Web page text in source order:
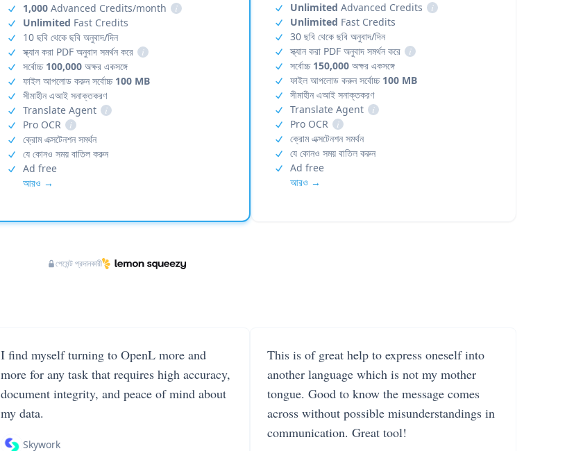
1,000 Advanced Credits/month
i
Unlimited Fast Credits
10 ছবি থেকে ছবি অনুবাদ/দিন
স্ক্যান করা PDF অনুবাদ সমর্থন করে
i
সর্বোচ্চ 100,000 অক্ষর একসঙ্গে
ফাইল আপলোড করুন সর্বোচ্চ 100 MB
সীমাহীন এআই সনাক্তকরণ
Translate Agent
i
Pro OCR
i
ক্রোম এক্সটেনশন সমর্থন
যে কোনও সময় বাতিল করুন
Ad free
আরও →
Unlimited Advanced Credits
i
Unlimited Fast Credits
30 ছবি থেকে ছবি অনুবাদ/দিন
স্ক্যান করা PDF অনুবাদ সমর্থন করে
i
সর্বোচ্চ 150,000অক্ষর একসঙ্গে
ফাইল আপলোড করুন সর্বোচ্চ 100 MB
সীমাহীন এআই সনাক্তকরণ
Translate Agent
i
Pro OCR
i
ক্রোম এক্সটেনশন সমর্থন
যে কোনও সময় বাতিল করুন
Ad free
আরও →
পেমেন্ট প্রদানকারী
I find myself turning to OpenL more and
more for any task that requires high accuracy,
document integrity, and peace of mind about
my data.
Skywork
This is of great help to express oneself into
another language which is not my mother
tongue. Good to know the message comes
across without possible misunderstandings in
communication. Great tool!